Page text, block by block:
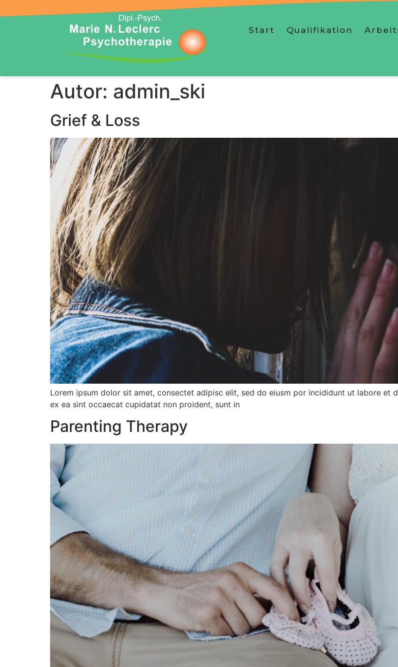
Start Qualifikation
Autor: admin_ski
Grief & Loss
Lorem ipsum dolor sit amet, consectet adipisc elit, sed do eiusm por incididunt ut labore et
ex ea sint occaecat cupidatat non proident, sunt in
Parenting Therapy